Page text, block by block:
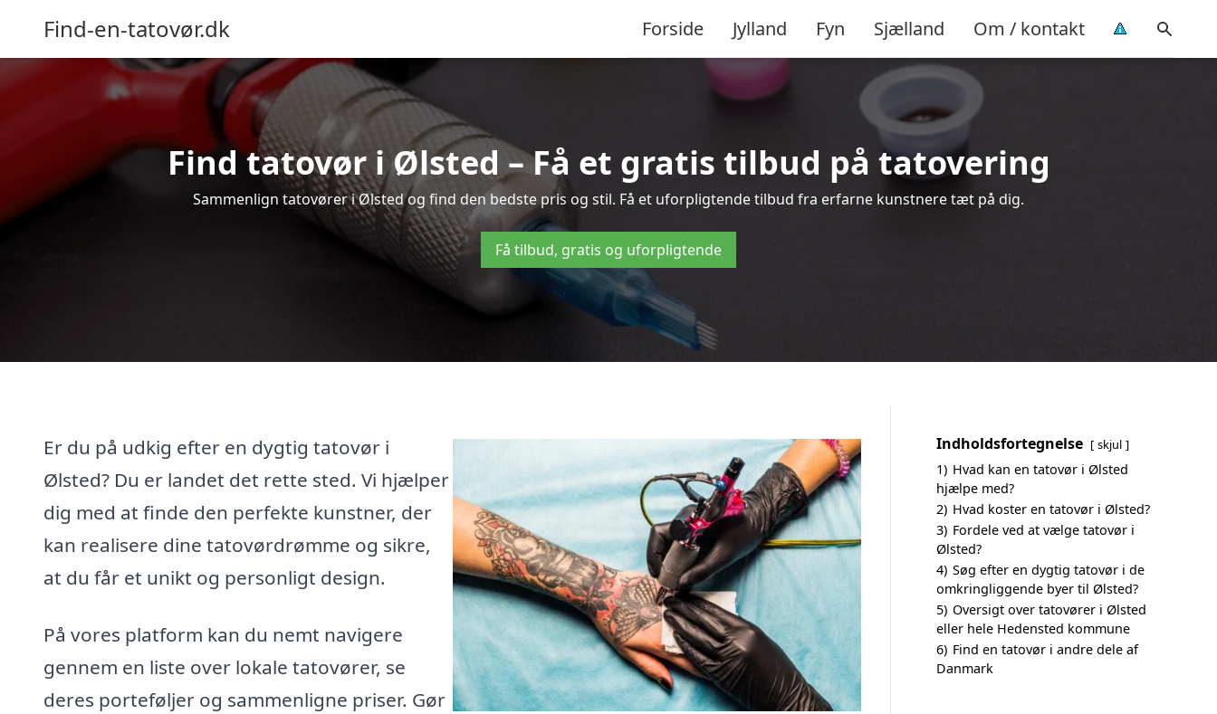
Find-en-tatovør.dk Forside Jylland Fyn Sjælland Om / kontakt
Find tatovør i Ølsted – Få et gratis tilbud på tatovering
Sammenlign tatovører i Ølsted og find den bedste pris og stil. Få et uforpligtende tilbud fra erfarne kunstnere tæt på dig.
Få tilbud, gratis og uforpligtende
Er du på udkig efter en dygtig tatovør i
Ølsted? Du er landet det rette sted. Vi hjælper
dig med at finde den perfekte kunstner, der
kan realisere dine tatovørdrømme og sikre,
at du får et unikt og personligt design.
På vores platform kan du nemt navigere
gennem en liste over lokale tatovører, se
deres porteføljer og sammenligne priser. Gør
Indholdsfortegnelse skjul
1) Hvad kan en tatovør i Ølsted
hjælpe med?
2) Hvad koster en tatovør i Ølsted?
3) Fordele ved at vælge tatovør i
Ølsted?
4) Søg efter en dygtig tatovør i de
omkringliggende byer til Ølsted?
5) Oversigt over tatovører i Ølsted
eller hele Hedensted kommune
6) Find en tatovør i andre dele af
Danmark